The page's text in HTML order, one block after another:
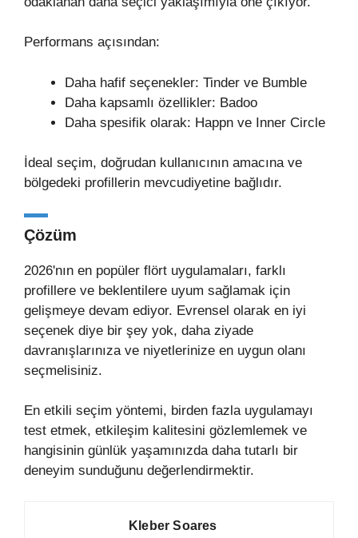
Performans açısından:
Daha hafif seçenekler: Tinder ve Bumble
Daha kapsamlı özellikler: Badoo
Daha spesifik olarak: Happn ve Inner Circle
İdeal seçim, doğrudan kullanıcının amacına ve
bölgedeki profillerin mevcudiyetine bağlıdır.
Çözüm
2026'nın en popüler flört uygulamaları, farklı
profillere ve beklentilere uyum sağlamak için
gelişmeye devam ediyor. Evrensel olarak en iyi
seçenek diye bir şey yok, daha ziyade
davranışlarınıza ve niyetlerinize en uygun olanı
seçmelisiniz.
En etkili seçim yöntemi, birden fazla uygulamayı
test etmek, etkileşim kalitesini gözlemlemek ve
hangisinin günlük yaşamınızda daha tutarlı bir
deneyim sunduğunu değerlendirmektir.
Kleber Soares